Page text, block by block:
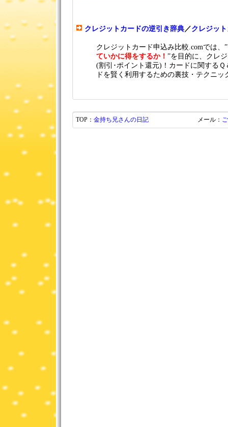
クレジットカードの逆引き辞典／クレジッ
クレジットカード申込み比較.comでは、”
ていかに得をするか！ ”を目的に、クレ
(割引･ポイント還元)！カードに関する
ドを賢く利用するための裏技・テクニ
TOP： 金持ち兄さんの日記 メール：